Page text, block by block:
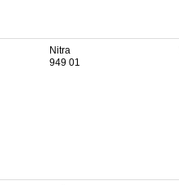
Nitra
949 01